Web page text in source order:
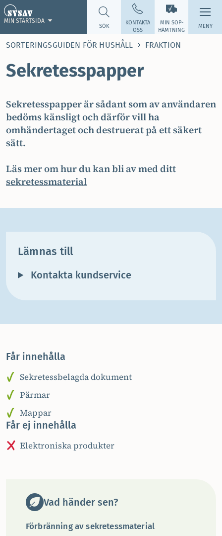
MIN SOP­
HÄMTNING
SÖK
KONTAKTA
OSS
MENY
MIN STARTSIDA
SORTERINGSGUIDEN FÖR HUSHÅLL FRAKTION
Sekretesspapper
Sekretesspapper är sådant som av användaren
bedöms känsligt och därför vill ha
omhändertaget och destruerat på ett säkert
sätt.
Läs mer om hur du kan bli av med ditt
sekretessmaterial
Lämnas till
Kontakta kundservice
Får innehålla
Sekretessbelagda dokument
Pärmar
Mappar
Får ej innehålla
Elektroniska produkter
Vad händer sen?
Förbränning av sekretessmaterial